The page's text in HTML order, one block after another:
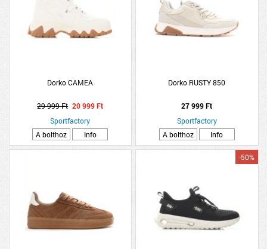
Dorko CAMEA
29 999 Ft 20 999 Ft
Sportfactory
A bolthoz
Info
Dorko RUSTY 850
27 999 Ft
Sportfactory
A bolthoz
Info
-50%